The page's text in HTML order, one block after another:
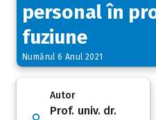
personal în
fuziune
Numărul 6 Anul 2021
Autor
Prof. univ. dr.